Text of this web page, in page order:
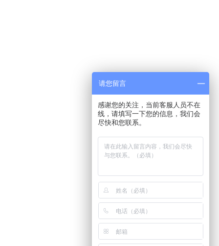
请您留言
感谢您的关注，当前客服人员不在
线，请填写一下您的信息，我们会
尽快和您联系。